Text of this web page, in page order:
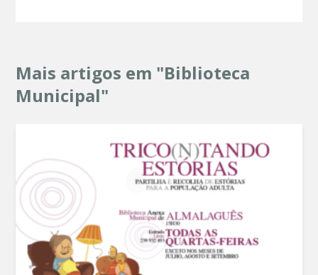
Mais artigos em "Biblioteca
Municipal"